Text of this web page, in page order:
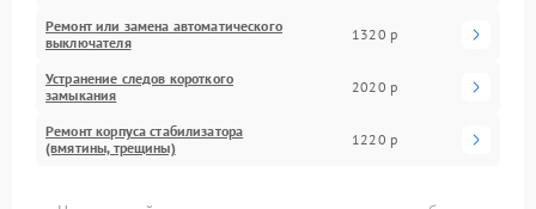
Ремонт или замена автоматического
выключателя
1320 р
Устранение следов короткого
замыкания
2020 р
Ремонт корпуса стабилизатора
(вмятины, трещины)
1220 р